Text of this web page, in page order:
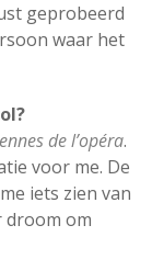
geprobeerd
waar het
de l’opéra.
voor me. De
iets zien van
droom om